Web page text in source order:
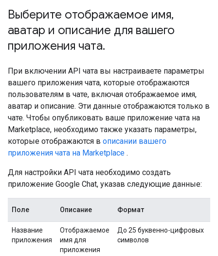
Выберите отображаемое имя,
аватар и описание для вашего
приложения чата.
При включении API чата вы настраиваете параметры
вашего приложения чата, которые отображаются
пользователям в чате, включая отображаемое имя,
аватар и описание. Эти данные отображаются только в
чате. Чтобы опубликовать ваше приложение чата на
Marketplace, необходимо также указать параметры,
которые отображаются в описании вашего
приложения чата на Marketplace .
Для настройки API чата необходимо создать
приложение Google Chat, указав следующие данные:
Поле Описание Формат
Название
приложения
Отображаемое
имя для
приложения
До 25 буквенно-цифровых
символов